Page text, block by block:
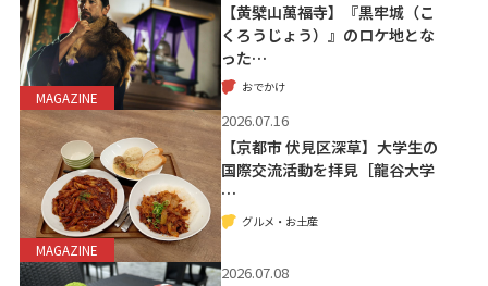
MAGAZINE
【黄檗山萬福寺】『黒牢城（こ
くろうじょう）』のロケ地とな
った…
おでかけ
MAGAZINE
2026.07.16
【京都市 伏見区深草】大学生の
国際交流活動を拝見［龍谷大学
…
グルメ・お土産
2026.07.08